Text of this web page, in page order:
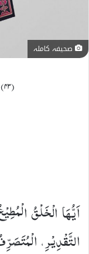
صحیفہ کاملہ
(۴۳) وَ كَانَ مِنْ دُعَآئِهٖ عَلَیْهِ السَّلَامُ
اَیُّهَا الْخَلْقُ
التَّقْدِیْرِ،